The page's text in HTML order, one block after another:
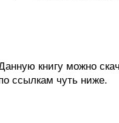
книгу можно
ссылкам чуть ниже.